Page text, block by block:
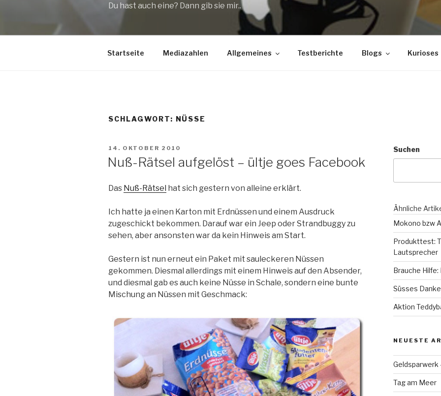
Du hast auch eine? Dann gib sie mir..
Startseite Mediazahlen Allgemeines Testberichte Blogs Kurioses
SCHLAGWORT: NÜSSE
VERÖFFENTLICHT
14. OKTOBER 2010
Nuß-Rätsel aufgelöst – ültje goes Facebook
Das Nuß-Rätsel hat sich gestern von alleine erklärt.
Ich hatte ja einen Karton mit Erdnüssen und einem Ausdruck
zugeschickt bekommen. Darauf war ein Jeep oder Strandbuggy zu
sehen, aber ansonsten war da kein Hinweis am Start.
Gestern ist nun erneut ein Paket mit sauleckeren Nüssen
gekommen. Diesmal allerdings mit einem Hinweis auf den Absender,
und diesmal gab es auch keine Nüsse in Schale, sondern eine bunte
Mischung an Nüssen mit Geschmack:
Suchen
Ähnliche
Mokono bzw
Produkttest:
Lautsprecher
Brauche
Süsses
Aktion
NEUESTE
Geldsparwerk
Tag am Meer